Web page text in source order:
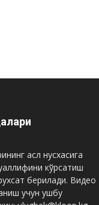
асл нусхасига
кўрсатиш
берилади. Видео
учун ушбу